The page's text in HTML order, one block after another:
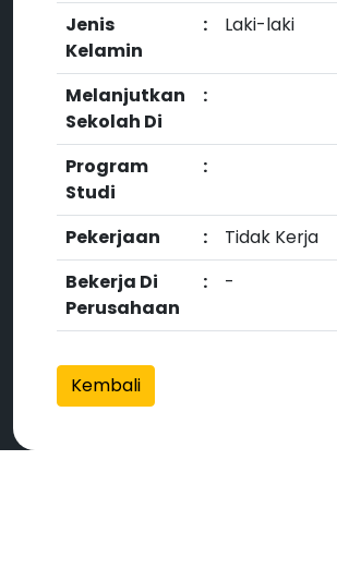
Jenis
Kelamin
: Laki-laki
Melanjutkan
Sekolah Di
:
Program
Studi
:
Pekerjaan :
Tidak Kerja
Bekerja Di
Perusahaan
: -
Kembali